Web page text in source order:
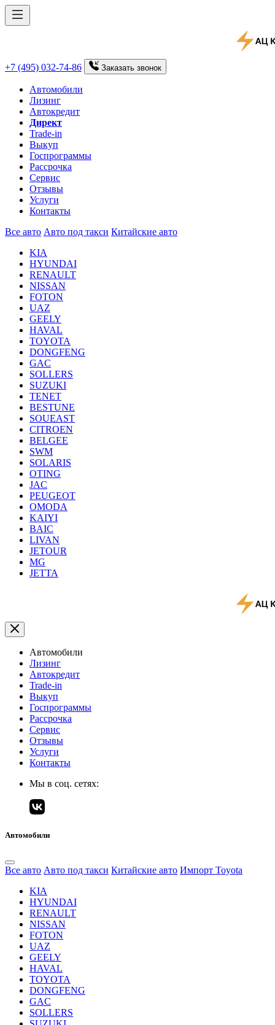
+7 (495) 032-74-86 Заказать звонок
Автомобили
Лизинг
Автокредит
Директ
Trade-in
Выкуп
Госпрограммы
Рассрочка
Сервис
Отзывы
Услуги
Контакты
Все авто Авто под такси Китайские авто
KIA
HYUNDAI
RENAULT
NISSAN
FOTON
UAZ
GEELY
HAVAL
TOYOTA
DONGFENG
GAC
SOLLERS
SUZUKI
TENET
BESTUNE
SOUEAST
CITROEN
BELGEE
SWM
SOLARIS
OTING
JAC
PEUGEOT
OMODA
KAIYI
BAIC
LIVAN
JETOUR
MG
JETTA
Автомобили
Лизинг
Автокредит
Trade-in
Выкуп
Госпрограммы
Рассрочка
Сервис
Отзывы
Услуги
Контакты
Мы в соц. сетях:
Автомобили
Все авто Авто под такси Китайские авто Импорт Toyota
KIA
HYUNDAI
RENAULT
NISSAN
FOTON
UAZ
GEELY
HAVAL
TOYOTA
DONGFENG
GAC
SOLLERS